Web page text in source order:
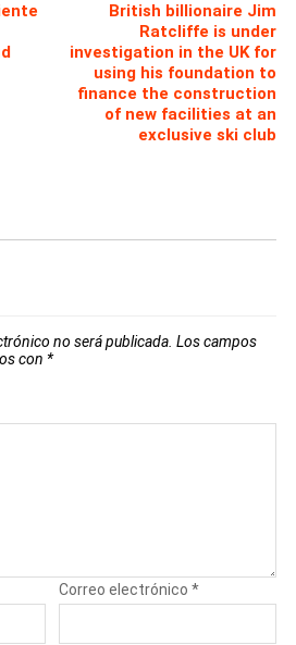
British billionaire Jim
Ratcliffe is under
investigation in the UK for
using his foundation to
finance the construction
of new facilities at an
exclusive ski club
no será publicada. Los campos
con *
Correo electrónico*